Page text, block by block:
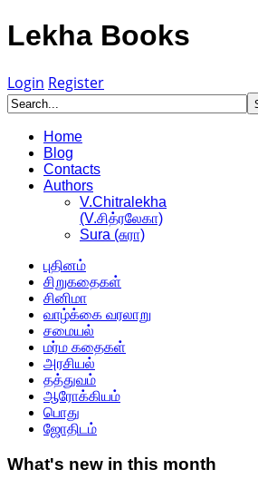
Lekha Books
Login Register
Home
Blog
Contacts
Authors
V.Chitralekha
(V.சித்ரலேகா)
Sura (சுரா)
புதினம்
சிறுகதைகள்
சினிமா
வாழ்க்கை வரலாறு
சமையல்
மர்ம கதைகள்
அரசியல்
தத்துவம்
ஆரோக்கியம்
பொது
ஜோதிடம்
What's new in this month